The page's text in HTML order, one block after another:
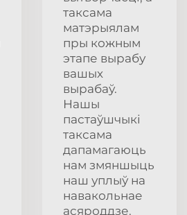
таксама
матэрыялам
пры кожным
этапе вырабу
вашых
вырабаў.
Нашы
пастаўшчыкі
таксама
дапамагаюць
нам змяншыць
наш уплыў на
навакольнае
асяроддзе.